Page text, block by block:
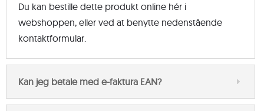
Du kan bestille dette produkt online hér i
webshoppen, eller ved at benytte nedenstående
kontaktformular.
Kan jeg betale med e-faktura EAN?